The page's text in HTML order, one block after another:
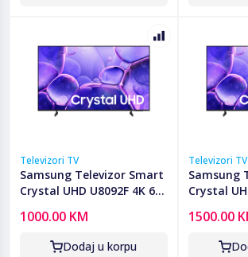
Televizori TV
Samsung Televizor Smart
Crystal UHD U8092F 4K 65"
1000.00 KM
Dodaj u korpu
Televizori TV
Samsung
Crystal
1500.00